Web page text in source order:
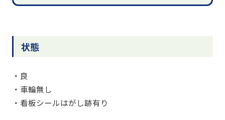
状態
・良
・車輪無し
・看板シールはがし跡有り